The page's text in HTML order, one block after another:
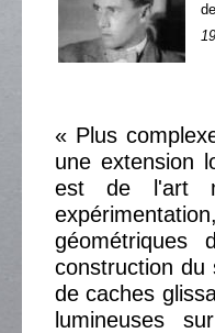
de
« Plus
une extension
est de l'art
construction du
de caches
lumineuses